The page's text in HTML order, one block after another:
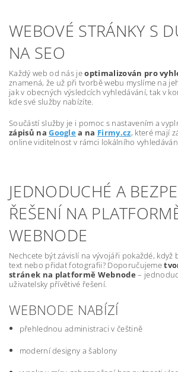
WEBOVÉ STRÁNKY S
NA SEO
Každý web od nás jeoptimalizován pro
znamená, že už při tvorbě webu myslíme na
jak v obecných výsledcích vyhledávání, tak v
kde své služby nabízíte.
Součástí služby je i pomoc s nastavením a
zápisů naGooglea na Firmy.cz, které mají
online viditelnost v rámci lokálního
JEDNODUCHÉ A
ŘEŠENÍ NA
WEBNODE
Nechcete být závislí na vývojáři pokaždé,
text nebo přidat fotografii? Doporučujeme
stránek na platformě Webnode –
uživatelsky přívětivé řešení.
WEBNODE NABÍZÍ
přehlednou administraci v češtině
moderní designy a šablony